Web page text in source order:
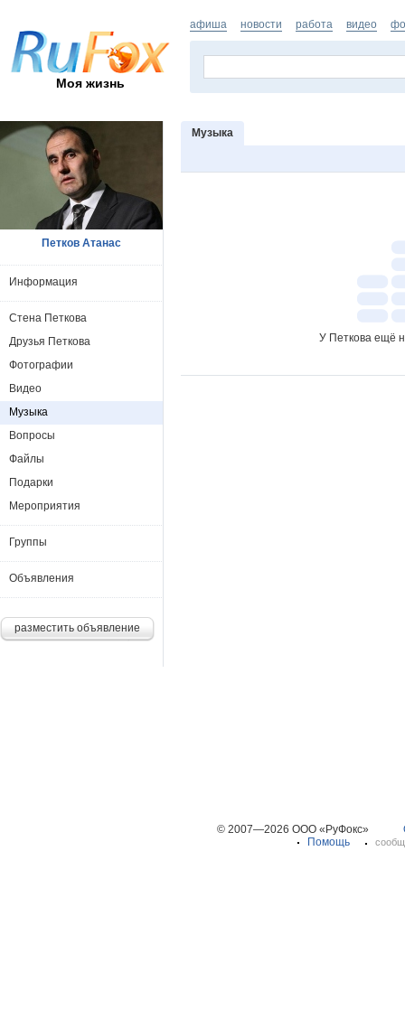
Моя жизнь
афиша новости работа видео
Музыка
У Петкова ещё
Петков Атанас
Информация
Стена Петкова
Друзья Петкова
Фотографии
Видео
Музыка
Вопросы
Файлы
Подарки
Мероприятия
Группы
Объявления
разместить объявление
© 2007—2026 ООО «РуФокс»
Помощь